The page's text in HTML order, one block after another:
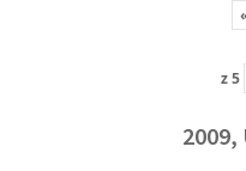
z5
2009,